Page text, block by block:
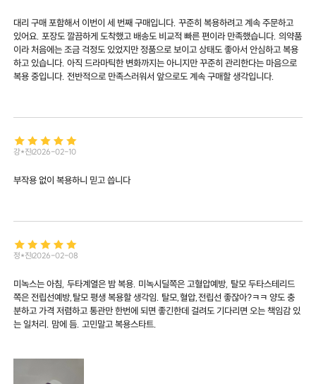
대리 구매 포함해서 이번이 세 번째 구매입니다. 꾸준히 복용하려고 계속 주문하고
있어요. 포장도 깔끔하게 도착했고 배송도 비교적 빠른 편이라 만족했습니다. 의약품
이라 처음에는 조금 걱정도 있었지만 정품으로 보이고 상태도 좋아서 안심하고 복용
하고 있습니다. 아직 드라마틱한 변화까지는 아니지만 꾸준히 관리한다는 마음으로
복용 중입니다. 전반적으로 만족스러워서 앞으로도 계속 구매할 생각입니다.
강*진2026-02-10
부작용 없이 복용하니 믿고 씁니다
정*진2026-02-08
미녹스는 아침, 두타계열은 밤 복용. 미녹시딜쪽은 고혈압예방, 탈모 두타스테리드
쪽은 전립선예방,탈모 평생 복용할 생각임. 탈모,혈압,전립선 좋잖아?ㅋㅋ 양도 충
분하고 가격 저렴하고 통관만 한번에 되면 좋긴한데 걸려도 기다리면 오는 책임감 있
는 일처리. 맘에 듬. 고민말고 복용스타트.